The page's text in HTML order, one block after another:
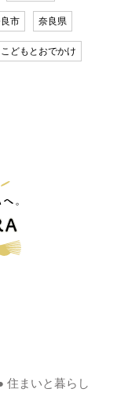
市 奈良県
こどもとおでかけ
住まいと暮らし